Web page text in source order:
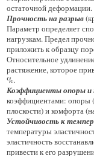
остаточной деформации.
Прочность на разрыв
Параметр определяет
нагрузкам. Предел
приложить к образцу
Относительное
растяжение, которое
%.
Коэффициенты опоры
коэффициентами: опоры
плоскости) и комфорта
Устойчивость к
температуры
эластичность
привести к его